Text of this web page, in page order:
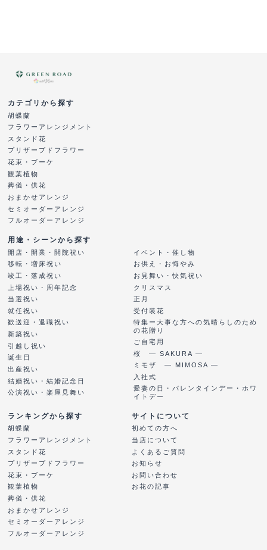
カテゴリから探す
胡蝶蘭
フラワーアレンジメント
スタンド花
プリザーブドフラワー
花束・ブーケ
観葉植物
葬儀・供花
おまかせアレンジ
セミオーダーアレンジ
フルオーダーアレンジ
用途・シーンから探す
開店・開業・開院祝い
移転・増床祝い
竣工・落成祝い
上場祝い・周年記念
当選祝い
就任祝い
歓送迎・退職祝い
新築祝い
引越し祝い
誕生日
出産祝い
結婚祝い・結婚記念日
公演祝い・楽屋見舞い
イベント・催し物
お供え・お悔やみ
お見舞い・快気祝い
クリスマス
正月
受付装花
特集ー大事な方への気晴らしのため
の花贈り
ご自宅用
桜 ― SAKURA ―
ミモザ ― MIMOSA ―
入社式
愛妻の日・バレンタインデー・ホワ
イトデー
ランキングから探す
胡蝶蘭
フラワーアレンジメント
スタンド花
プリザーブドフラワー
花束・ブーケ
観葉植物
葬儀・供花
おまかせアレンジ
セミオーダーアレンジ
フルオーダーアレンジ
サイトについて
初めての方へ
当店について
よくあるご質問
お知らせ
お問い合わせ
お花の記事